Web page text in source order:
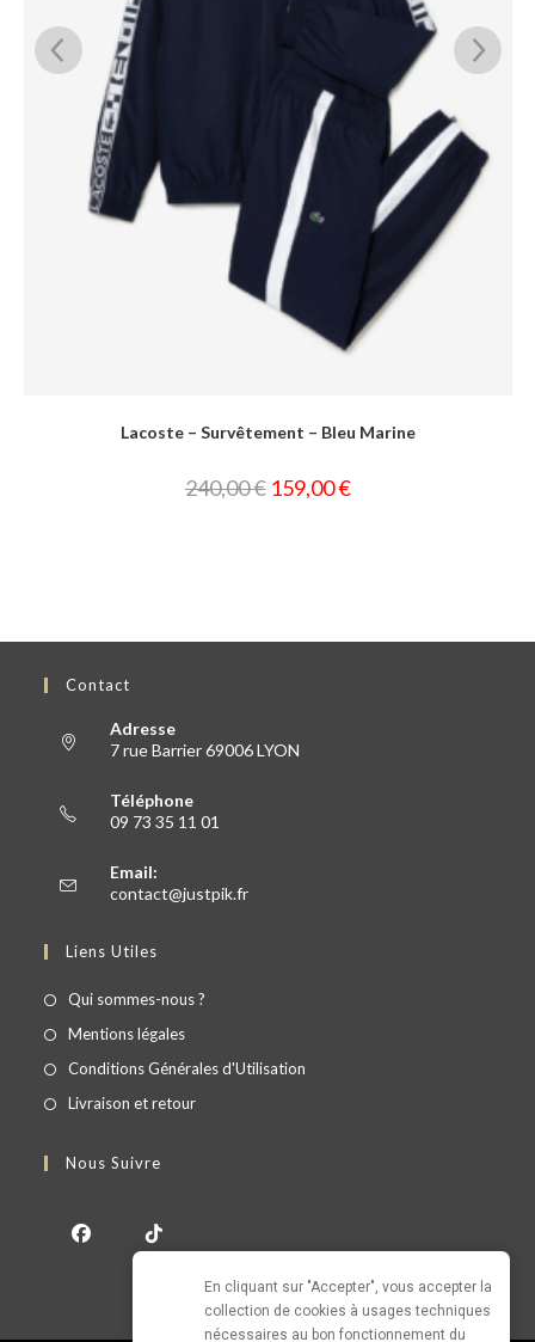
Lacoste – Survêtement – Bleu Marine
240,00€ 159,00€
Contact
Adresse
7 rue Barrier 69006 LYON
Téléphone
09 73 35 11 01
Email:
contact@justpik.fr
Liens Utiles
Qui sommes-nous ?
Mentions légales
Conditions Générales d'Utilisation
Livraison et retour
Nous Suivre
En cliquant sur "Accepter", vous accepter la
collection de cookies à usages techniques
nécessaires au bon fonctionnement du